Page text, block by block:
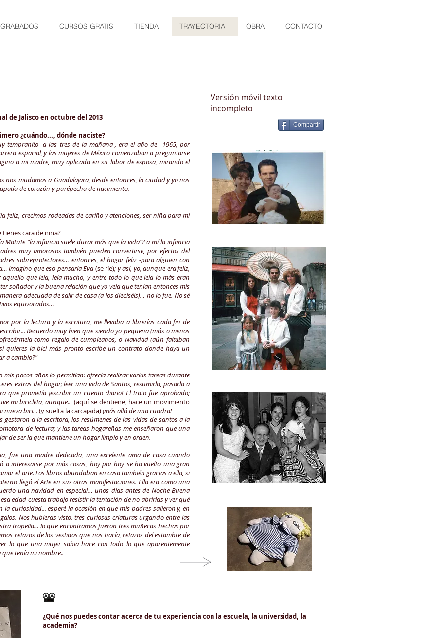
CURSOS GRATIS TIENDA TRAYECTORIA OBRA CONTACTO
de Jalisco en octubre del 2013
¿cuándo..., dónde naciste?
tempranito -a las tres de la mañana-, era el año de 1965; por
espacial, y las mujeres de México comenzaban a preguntarse
a mi madre, muy aplicada en su labor de esposa, mirando el
nos mudamos a Guadalajara, desde entonces, la ciudad y yo nos
de corazón y purépecha de nacimiento.
feliz, crecimos rodeadas de cariño y atenciones, ser niña para mí
cara de niña?
Matute "la infancia suele durar más que la vida"? a mí la infancia
muy amorosos también pueden convertirse, por efectos del
sobreprotectores… entonces, el hogar feliz -para alguien con
imagino que eso pensaría Eva (se ríe); y así, yo, aunque era feliz,
que leía, leía mucho, y entre todo lo que leía lo más eran
soñador y la buena relación que yo veía que tenían entonces mis
adecuada de salir de casa (a los dieciséis)… no lo fue. No sé
equivocados…
por la lectura y la escritura, me llevaba a librerías cada fin de
Recuerdo muy bien que siendo yo pequeña (más o menos
como regalo de cumpleaños, o Navidad (aún faltaban
quieres la bici más pronto escribe un contrato donde haya un
a cambio?"
pocos años lo permitían: ofrecía realizar varias tareas durante
extras del hogar; leer una vida de Santos, resumirla, pasarla a
que prometía ¡escribir un cuento diario! El trato fue aprobado;
mi bicicleta, aunque... (aquí se dentiene, hace un movimiento
nueva bici... (y suelta la carcajada) ¡más allá de una cuadra!
gestaron a la escritora, los resúmenes de las vidas de santos a la
de lectura; y las tareas hogareñas me enseñaron que una
de ser la que mantiene un hogar limpio y en orden.
fue una madre dedicada, una excelente ama de casa cuando
a interesarse por más cosas, hoy por hoy se ha vuelto una gran
el arte. Los libros abundaban en casa también gracias a ella, si
llegó el Arte en sus otras manifestaciones. Ella era como una
una navidad en especial… unos días antes de Noche Buena
edad cuesta trabajo resistir la tentación de no abrirlas y ver qué
curiosidad... esperé la ocasión en que mis padres salieron y, en
Nos hubieras visto, tres curiosas criaturas urgando entre las
tropelía… lo que encontramos fueron tres muñecas hechas por
retazos de los vestidos que nos hacía, retazos del estambre de
lo que una mujer sabia hace con todo lo que aparentemente
que tenía mi nombre..
¿Qué nos puedes contar acerca de tu experiencia con la escuela, la universidad, la
academia?
Versión móvil texto
incompleto
Compartir